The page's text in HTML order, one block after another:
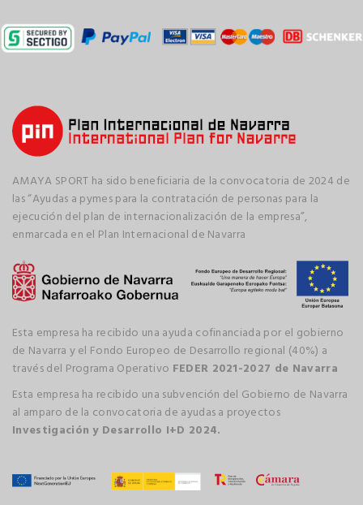
AMAYA SPORT ha sido beneficiaria de la convocatoria de 2024 de
las “Ayudas a pymes para la contratación de personas para la
ejecución del plan de internacionalización de la empresa”,
enmarcada en el Plan Internacional de Navarra
Esta empresa ha recibido una ayuda cofinanciada por el gobierno
de Navarra y el Fondo Europeo de Desarrollo regional (40%) a
través del Programa Operativo FEDER 2021-2027 de Navarra
Esta empresa ha recibido una subvención del Gobierno de Navarra
al amparo de la convocatoria de ayudas a proyectos
Investigación y Desarrollo I+D 2024.